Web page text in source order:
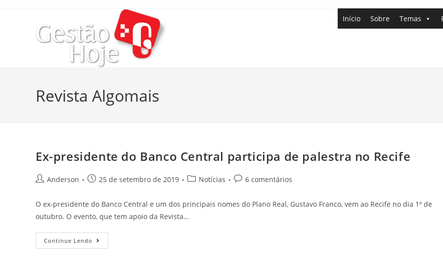
Início Sobre Temas
Revista Algomais
Ex-presidente do Banco Central participa de palestra no Recife
Anderson 25 de setembro de 2019 Notícias 6 comentários
O ex-presidente do Banco Central e um dos principais nomes do Plano Real, Gustavo Franco, vem ao Recife no dia 1º de
outubro. O evento, que tem apoio da Revista…
Continue Lendo